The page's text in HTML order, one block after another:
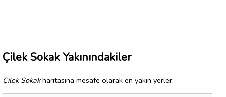
Çilek Sokak Yakınındakiler
Çilek Sokakharitasına mesafe olarak en yakın yerler: